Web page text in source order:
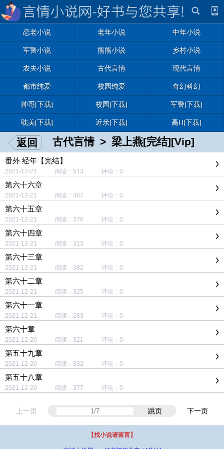
恋老小说 老年小说 中年小说
军警小说 熊熊小说 乡村小说
农夫小说 古代言情 现代言情
都市纯爱 校园纯爱 奇幻科幻
帅哥[下载] 校园[下载] 军警[下载]
耽美[下载] 近亲[下载] 高H[下载]
返回 古代言情> 梁上燕[完结][Vip]
番外 经年【完结】
2021-12-21 阅读：513 评论：0
第六十六章
2021-12-21 阅读：487 评论：0
第六十五章
2021-12-21 阅读：370 评论：0
第六十四章
2021-12-21 阅读：313 评论：0
第六十三章
2021-12-21 阅读：382 评论：0
第六十二章
2021-12-21 阅读：325 评论：0
第六十一章
2021-12-21 阅读：283 评论：0
第六十章
2021-12-20 阅读：321 评论：0
第五十九章
2021-12-20 阅读：332 评论：0
第五十八章
2021-12-20 阅读：377 评论：0
上一页 跳页 下一页
【找小说请留言】